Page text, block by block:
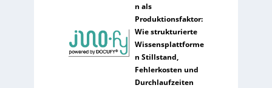
n als
Produktionsfaktor:
Wie strukturierte
Wissensplattforme
n Stillstand,
Fehlerkosten und
Durchlaufzeiten